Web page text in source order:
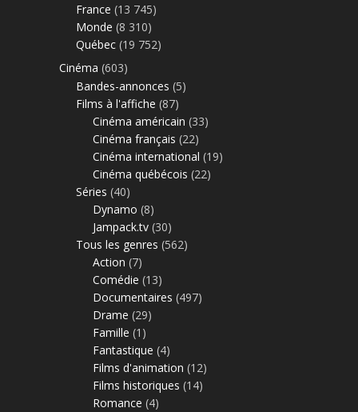
France (13 745)
Monde (8 310)
Québec (19 752)
Cinéma (603)
Bandes-annonces (5)
Films à l'affiche (87)
Cinéma américain (33)
Cinéma français (22)
Cinéma international (19)
Cinéma québécois (22)
Séries (40)
Dynamo (8)
Jampack.tv (30)
Tous les genres (562)
Action (7)
Comédie (13)
Documentaires (497)
Drame (29)
Famille (1)
Fantastique (4)
Films d'animation (12)
Films historiques (14)
Romance (4)